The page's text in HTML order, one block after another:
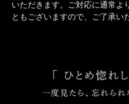
いただきます。ご対応に通常よ
ともございますので、ご了承い